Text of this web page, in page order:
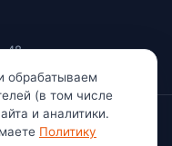
48
Ваулин Константин
НПД) · ИНН
обрабатываем
(в том числе
и аналитики.
Политику